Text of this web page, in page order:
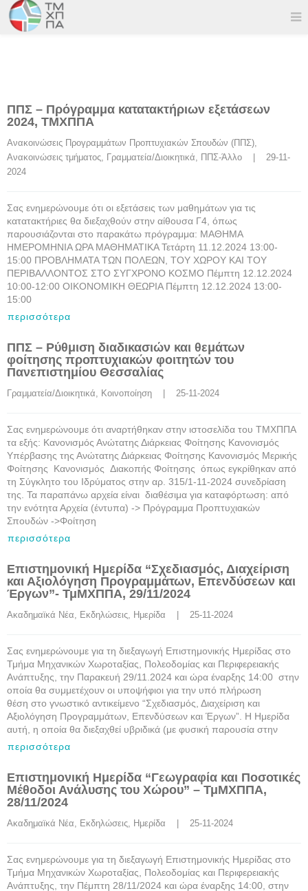
ΠΠΣ – Πρόγραμμα κατατακτήριων εξετάσεων
2024, ΤΜΧΠΠΑ
Ανακοινώσεις Προγραμμάτων Προπτυχιακών Σπουδών (ΠΠΣ)
Ανακοινώσεις τμήματος, Γραμματεία/Διοικητικά, ΠΠΣ-Άλλο
    |    29-11-
2024
Σας ενημερώνουμε ότι οι εξετάσεις των μαθημάτων για τις
κατατακτήριες θα διεξαχθούν στην αίθουσα Γ4, όπως
παρουσιάζονται στο παρακάτω πρόγραμμα: ΜΑΘΗΜΑ
ΗΜΕΡΟΜΗΝΙΑ ΩΡΑ ΜΑΘΗΜΑΤΙΚΑ Τετάρτη 11.12.2024 13:00-
15:00 ΠΡΟΒΛΗΜΑΤΑ ΤΩΝ ΠΟΛΕΩΝ, ΤΟΥ ΧΩΡΟΥ ΚΑΙ ΤΟΥ
ΠΕΡΙΒΑΛΛΟΝΤΟΣ ΣΤΟ ΣΥΓΧΡΟΝΟ ΚΟΣΜΟ Πέμπτη 12.12.2024
10:00-12:00 ΟΙΚΟΝΟΜΙΚΗ ΘΕΩΡΙΑ Πέμπτη 12.12.2024 13:00-
15:00
περισσότερα
ΠΠΣ – Ρύθμιση διαδικασιών και θεμάτων
φοίτησης προπτυχιακών φοιτητών του
Πανεπιστημίου Θεσσαλίας
Γραμματεία/Διοικητικά, Κοινοποίηση
    |    25-11-2024
Σας ενημερώνουμε ότι αναρτήθηκαν στην ιστοσελίδα του ΤΜΧΠΠΑ
τα εξής: Κανονισμός Ανώτατης Διάρκειας Φοίτησης Κανονισμός
Υπέρβασης της Ανώτατης Διάρκειας Φοίτησης Κανονισμός Μερικής
Φοίτησης Κανονισμός Διακοπής Φοίτησης όπως εγκρίθηκαν από
τη Σύγκλητο του Ιδρύματος στην αρ. 315/1-11-2024 συνεδρίαση
της. Τα παραπάνω αρχεία είναι διαθέσιμα για καταφόρτωση: από
την ενότητα Αρχεία (έντυπα) -> Πρόγραμμα Προπτυχιακών
Σπουδών ->Φοίτηση
περισσότερα
Επιστημονική Ημερίδα “Σχεδιασμός, Διαχείριση
και Αξιολόγηση Προγραμμάτων, Επενδύσεων και
Έργων”- ΤμΜΧΠΠΑ, 29/11/2024
Ακαδημαϊκά Νέα, Εκδηλώσεις, Ημερίδα
    |    25-11-2024
Σας ενημερώνουμε για τη διεξαγωγή Επιστημονικής Ημερίδας στο
Τμήμα Μηχανικών Χωροταξίας, Πολεοδομίας και Περιφερειακής
Ανάπτυξης, την Παρακευή 29/11.2024 και ώρα έναρξης 14:00 στην
οποία θα συμμετέχουν οι υποψήφιοι για την υπό πλήρωση
θέση στο γνωστικό αντικείμενο “Σχεδιασμός, Διαχείριση και
Αξιολόγηση Προγραμμάτων, Επενδύσεων και Έργων”. Η Ημερίδα
αυτή, η οποία θα διεξαχθεί υβριδικά (με φυσική παρουσία στην
περισσότερα
Επιστημονική Ημερίδα “Γεωγραφία και Ποσοτικές
Μέθοδοι Ανάλυσης του Χώρου” – ΤμΜΧΠΠΑ,
28/11/2024
Ακαδημαϊκά Νέα, Εκδηλώσεις, Ημερίδα
    |    25-11-2024
Σας ενημερώνουμε για τη διεξαγωγή Επιστημονικής Ημερίδας στο
Τμήμα Μηχανικών Χωροταξίας, Πολεοδομίας και Περιφερειακής
Ανάπτυξης, την Πέμπτη 28/11/2024 και ώρα έναρξης 14:00, στην